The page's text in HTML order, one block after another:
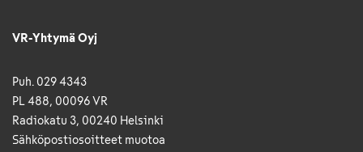
VR-Yhtymä Oyj
Puh. 029 4343
PL 488, 00096 VR
Radiokatu 3, 00240 Helsinki
Sähkö­posti­osoitteet muotoa